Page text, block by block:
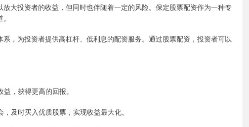
大投资者的收益，但同时也伴随着一定的风险。保定股票配资作为一种专
，为投资者提供高杠杆、低利息的配资服务。通过股票配资，投资者可以
，获得更高的回报。
及时买入优质股票，实现收益最大化。